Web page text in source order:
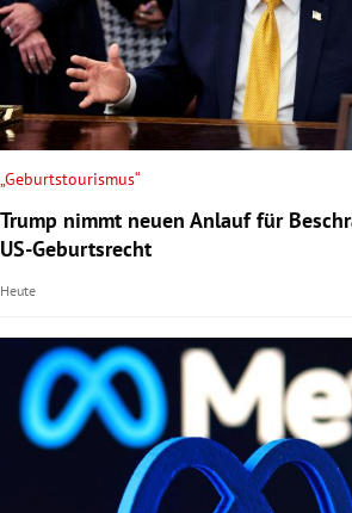
„Geburtstourismus“
Trump nimmt neuen Anlauf für
US-Geburtsrecht
Heute